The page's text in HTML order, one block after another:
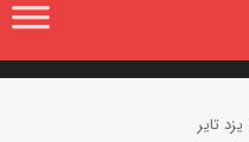
یزد تایر